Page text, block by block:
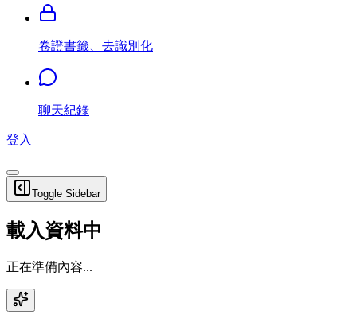
卷證書籤、去識別化
聊天紀錄
登入
Toggle Sidebar
載入資料中
正在準備內容...